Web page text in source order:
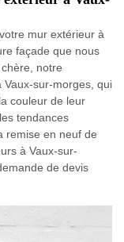
mur extérieur à
façade que nous
notre
Vaux-sur-morges, qui
couleur de leur
tendances
remise en neuf de
à Vaux-sur-
de devis